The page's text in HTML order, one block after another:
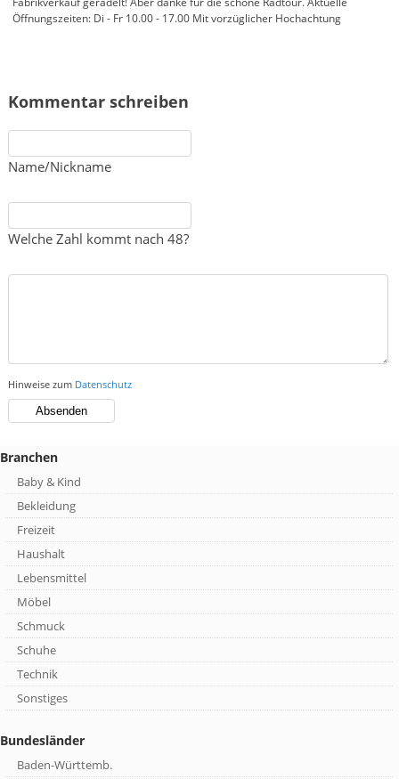
Öffnungszeiten: Di - Fr 10.00 - 17.00 Mit vorzüglicher Hochachtung
Kommentar schreiben
Name/Nickname
Welche Zahl kommt nach 48?
Hinweise zum Datenschutz
Branchen
Baby & Kind
Bekleidung
Freizeit
Haushalt
Lebensmittel
Möbel
Schmuck
Schuhe
Technik
Sonstiges
Bundesländer
Baden-Württemb.